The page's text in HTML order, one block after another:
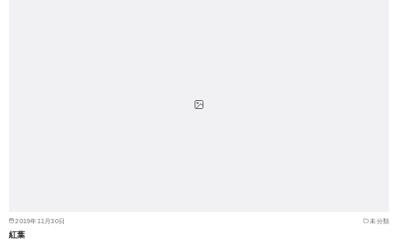
2019年11月30日 未分類
紅葉